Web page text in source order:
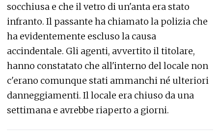
socchiusa e che il vetro di un'anta era stato
infranto. Il passante ha chiamato la polizia che
ha evidentemente escluso la causa
accindentale. Gli agenti, avvertito il titolare,
hanno constatato che all'interno del locale non
c'erano comunque stati ammanchi né ulteriori
danneggiamenti. Il locale era chiuso da una
settimana e avrebbe riaperto a giorni.